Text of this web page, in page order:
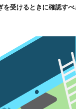
を受けるときに確認す